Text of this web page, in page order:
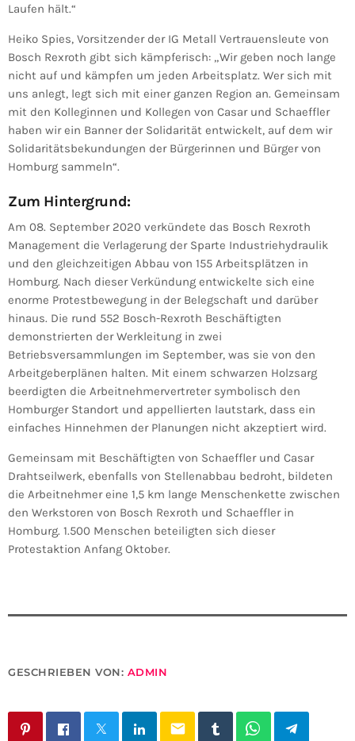
Laufen hält.“
Heiko Spies, Vorsitzender der IG Metall Vertrauensleute von
Bosch Rexroth gibt sich kämpferisch: „Wir geben noch lange
nicht auf und kämpfen um jeden Arbeitsplatz. Wer sich mit
uns anlegt, legt sich mit einer ganzen Region an. Gemeinsam
mit den Kolleginnen und Kollegen von Casar und Schaeffler
haben wir ein Banner der Solidarität entwickelt, auf dem wir
Solidaritätsbekundungen der Bürgerinnen und Bürger von
Homburg sammeln“.
Zum Hintergrund:
Am 08. September 2020 verkündete das Bosch Rexroth
Management die Verlagerung der Sparte Industriehydraulik
und den gleichzeitigen Abbau von 155 Arbeitsplätzen in
Homburg. Nach dieser Verkündung entwickelte sich eine
enorme Protestbewegung in der Belegschaft und darüber
hinaus. Die rund 552 Bosch-Rexroth Beschäftigten
demonstrierten der Werkleitung in zwei
Betriebsversammlungen im September, was sie von den
Arbeitgeberplänen halten. Mit einem schwarzen Holzsarg
beerdigten die Arbeitnehmervertreter symbolisch den
Homburger Standort und appellierten lautstark, dass ein
einfaches Hinnehmen der Planungen nicht akzeptiert wird.
Gemeinsam mit Beschäftigten von Schaeffler und Casar
Drahtseilwerk, ebenfalls von Stellenabbau bedroht, bildeten
die Arbeitnehmer eine 1,5 km lange Menschenkette zwischen
den Werkstoren von Bosch Rexroth und Schaeffler in
Homburg. 1.500 Menschen beteiligten sich dieser
Protestaktion Anfang Oktober.
GESCHRIEBEN VON: ADMIN
email